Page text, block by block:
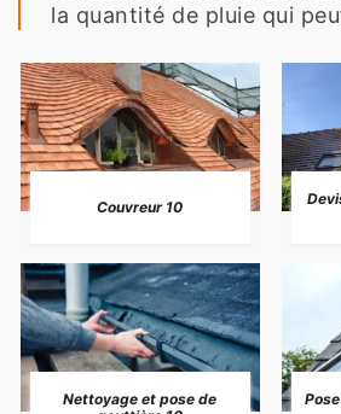
la quantité de pluie qui
Couvreur 10
Nettoyage et pose de